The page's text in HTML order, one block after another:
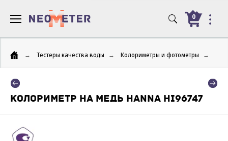
0
→ Тестеры качества воды → Колориметры и фотометры →
КОЛОРИМЕТР НА МЕДЬ HANNA HI96747